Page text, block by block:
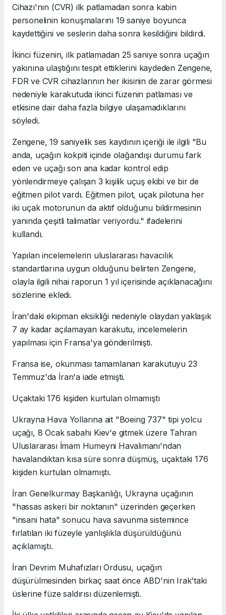
Cihazı'nın (CVR) ilk patlamadan sonra kabin
personelinin konuşmalarını 19 saniye boyunca
kaydettiğini ve seslerin daha sonra kesildiğini bildirdi.
İkinci füzenin, ilk patlamadan 25 saniye sonra uçağın
yakınına ulaştığını tespit ettiklerini kaydeden Zengene,
FDR ve CVR cihazlarının her ikisinin de zarar görmesi
nedeniyle karakutuda ikinci füzenin patlaması ve
etkisine dair daha fazla bilgiye ulaşamadıklarını
söyledi.
Zengene, 19 saniyelik ses kaydının içeriği ile ilgili "Bu
anda, uçağın kokpiti içinde olağandışı durumu fark
eden ve uçağı son ana kadar kontrol edip
yönlendirmeye çalışan 3 kişilik uçuş ekibi ve bir de
eğitmen pilot vardı. Eğitmen pilot, uçak pilotuna her
iki uçak motorunun da aktif olduğunu bildirmesinin
yanında çeşitli talimatlar veriyordu." ifadelerini
kullandı.
Yapılan incelemelerin uluslararası havacılık
standartlarına uygun olduğunu belirten Zengene,
olayla ilgili nihai raporun 1 yıl içerisinde açıklanacağını
sözlerine ekledi.
İran'daki ekipman eksikliği nedeniyle olaydan yaklaşık
7 ay kadar açılamayan karakutu, incelemelerin
yapılması için Fransa'ya gönderilmişti.
Fransa ise, okunması tamamlanan karakutuyu 23
Temmuz'da İran'a iade etmişti.
Uçaktaki 176 kişiden kurtulan olmamıştı
Ukrayna Hava Yollarına ait "Boeing 737" tipi yolcu
uçağı, 8 Ocak sabahı Kiev'e gitmek üzere Tahran
Uluslararası İmam Humeyni Havalimanı'ndan
havalandıktan kısa süre sonra düşmüş, uçaktaki 176
kişiden kurtulan olmamıştı.
İran Genelkurmay Başkanlığı, Ukrayna uçağının
"hassas askeri bir noktanın" üzerinden geçerken
"insani hata" sonucu hava savunma sistemince
fırlatılan iki füzeyle yanlışlıkla düşürüldüğünü
açıklamıştı.
İran Devrim Muhafızları Ordusu, uçağın
düşürülmesinden birkaç saat önce ABD'nin Irak'taki
üslerine füze saldırısı düzenlemişti.